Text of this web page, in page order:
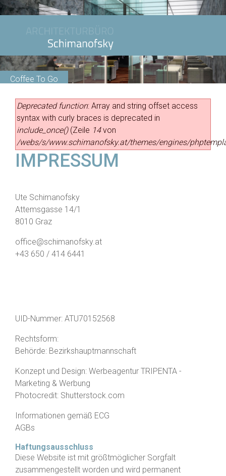
Coffee To Go
Studie
Deprecated function: Array and string offset access
syntax with curly braces is deprecated in
include_once()(Zeile 14von
/webs/s/www.schimanofsky.at/themes/engines/
IMPRESSUM
Ute Schimanofsky
Attemsgasse 14/1
8010 Graz
office@schimanofsky.at
+43 650 / 414 6441
UID-Nummer: ATU70152568
Rechtsform:
Behörde: Bezirkshauptmannschaft
Konzept und Design: Werbeagentur TRIPENTA -
Marketing & Werbung
​Photocredit: Shutterstock.com
Informationen gemäß ECG
AGBs
Haftungsausschluss
Diese Website ist mit größtmöglicher Sorgfalt
zusammengestellt worden und wird permanent